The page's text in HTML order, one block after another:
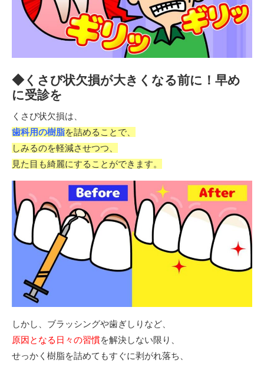
◆くさび状欠損が大きくなる前に！早め
に受診を
くさび状欠損は、
歯科用の樹脂を詰めることで、
しみるのを軽減させつつ、
見た目も綺麗にすることができます。
しかし、ブラッシングや歯ぎしりなど、
原因となる日々の習慣を解決しない限り、
せっかく樹脂を詰めてもすぐに剥がれ落ち、